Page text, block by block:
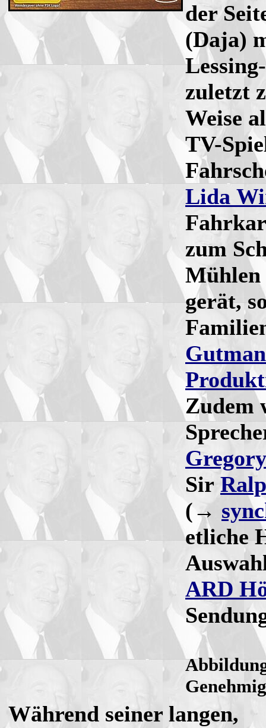
der
(Daja)
zuletzt
Weise
TV-
Lida
zum
Mühlen
gerät,
Gutman
Zudem
Sir
(→
etliche
ARD
Während seiner langen,